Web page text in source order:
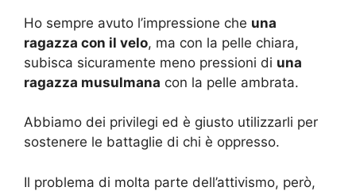
Ho sempre avuto l’impressione che una
ragazza con il velo, ma con la pelle chiara,
subisca sicuramente meno pressioni di una
ragazza musulmana con la pelle ambrata.
Abbiamo dei privilegi ed è giusto utilizzarli per
sostenere le battaglie di chi è oppresso.
Il problema di molta parte dell’attivismo, però,